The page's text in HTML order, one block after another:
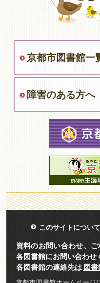
京都市図書館一
障害のある方へ
このサイトについて
資料のお問い合わせ、
各図書館にお問い合わせ
各図書館の連絡先は 図